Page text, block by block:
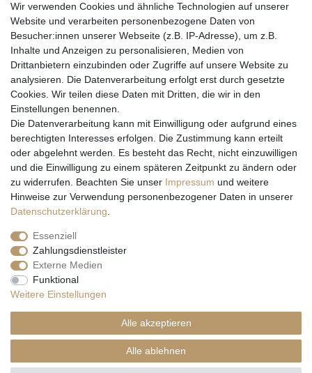
Wir versenden mit
* Alle Preise inkl. gesetzl. Mehrwertsteuer zzgl. Versandkosten und ggf.
Nachnahmegebühren, wenn nicht anders beschrieben
Länder
hier
© Copyright 2026 Natur & Trendshop. Alle Rechte vorbehalten.
Wir verwenden Cookies und ähnliche Technologien auf unserer
Website und verarbeiten personenbezogene Daten von
Besucher:innen unserer Webseite (z.B. IP-Adresse), um z.B.
Inhalte und Anzeigen zu personalisieren, Medien von
Drittanbietern einzubinden oder Zugriffe auf unsere Website zu
analysieren. Die Datenverarbeitung erfolgt erst durch gesetzte
Cookies. Wir teilen diese Daten mit Dritten, die wir in den
Einstellungen benennen.
Die Datenverarbeitung kann mit Einwilligung oder aufgrund eines
berechtigten Interesses erfolgen. Die Zustimmung kann erteilt
oder abgelehnt werden. Es besteht das Recht, nicht einzuwilligen
und die Einwilligung zu einem späteren Zeitpunkt zu ändern oder
zu widerrufen. Beachten Sie unser Impressum und weitere
Hinweise zur Verwendung personenbezogener Daten in unserer
Daten­schutz­erklärung
Essenziell
Zahlungsdienstleister
Externe Medien
Funktional
Weitere Einstellungen
Alle akzeptieren
Alle ablehnen